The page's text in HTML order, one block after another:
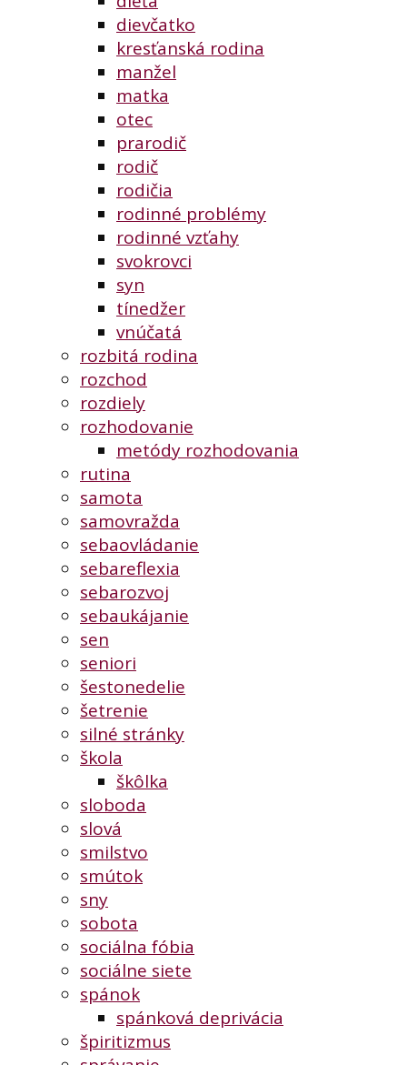
dievčatko
kresťanská rodina
manžel
matka
otec
prarodič
rodič
rodičia
rodinné problémy
rodinné vzťahy
svokrovci
syn
tínedžer
vnúčatá
rozbitá rodina
rozchod
rozdiely
rozhodovanie
metódy rozhodovania
rutina
samota
samovražda
sebaovládanie
sebareflexia
sebarozvoj
sebaukájanie
sen
seniori
šestonedelie
šetrenie
silné stránky
škola
škôlka
sloboda
slová
smilstvo
smútok
sny
sobota
sociálna fóbia
sociálne siete
spánok
spánková deprivácia
špiritizmus